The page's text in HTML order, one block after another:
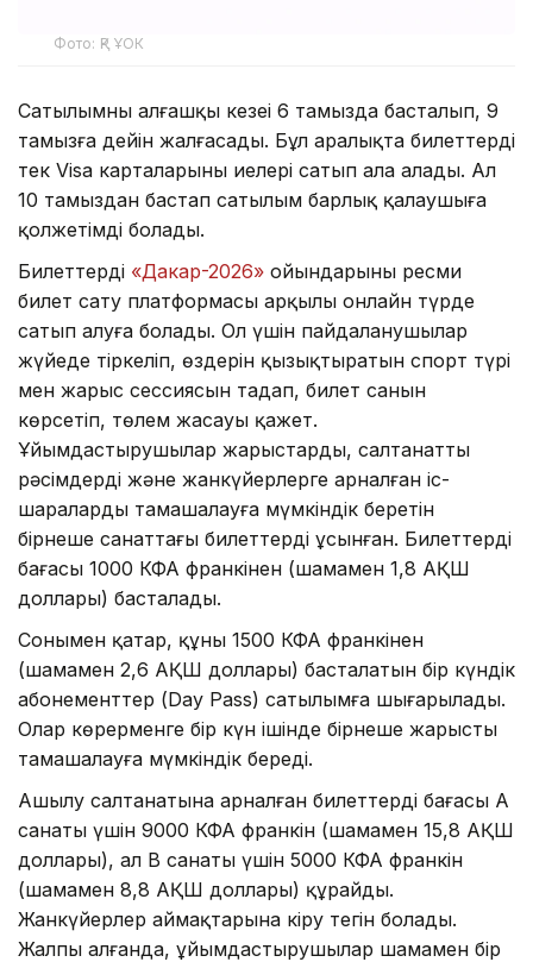
Фото: ҚР ҰОК
Сатылымның алғашқы кезеңі 6 тамызда басталып, 9
тамызға дейін жалғасады. Бұл аралықта билеттерді
тек Visa карталарының иелері сатып ала алады. Ал
10 тамыздан бастап сатылым барлық қалаушыға
қолжетімді болады.
Билеттерді «Дакар-2026» ойындарының ресми
билет сату платформасы арқылы онлайн түрде
сатып алуға болады. Ол үшін пайдаланушылар
жүйеде тіркеліп, өздерін қызықтыратын спорт түрі
мен жарыс сессиясын таңдап, билет санын
көрсетіп, төлем жасауы қажет.
Ұйымдастырушылар жарыстарды, салтанатты
рәсімдерді және жанкүйерлерге арналған іс-
шараларды тамашалауға мүмкіндік беретін
бірнеше санаттағы билеттерді ұсынған. Билеттердің
бағасы 1000 КФА франкінен (шамамен 1,8 АҚШ
доллары) басталады.
Сонымен қатар, құны 1500 КФА франкінен
(шамамен 2,6 АҚШ доллары) басталатын бір күндік
абонементтер (Day Pass) сатылымға шығарылады.
Олар көрерменге бір күн ішінде бірнеше жарысты
тамашалауға мүмкіндік береді.
Ашылу салтанатына арналған билеттердің бағасы А
санаты үшін 9000 КФА франкін (шамамен 15,8 АҚШ
доллары), ал B санаты үшін 5000 КФА франкін
(шамамен 8,8 АҚШ доллары) құрайды.
Жанкүйерлер аймақтарына кіру тегін болады.
Жалпы алғанда, ұйымдастырушылар шамамен бір